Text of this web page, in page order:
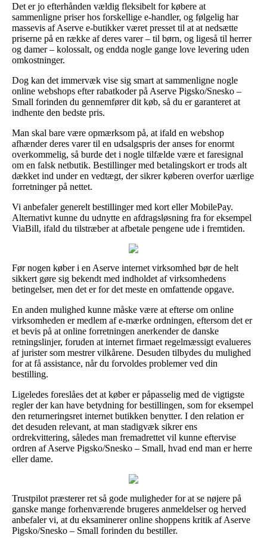
Det er jo efterhånden vældig fleksibelt for købere at
sammenligne priser hos forskellige e-handler, og følgelig har
massevis af Aserve e-butikker været presset til at at nedsætte
priserne på en række af deres varer – til børn, og ligeså til herrer
og damer – kolossalt, og endda nogle gange love levering uden
omkostninger.
Dog kan det immervæk vise sig smart at sammenligne nogle
online webshops efter rabatkoder på Aserve Pigsko/Snesko –
Small forinden du gennemfører dit køb, så du er garanteret at
indhente den bedste pris.
Man skal bare være opmærksom på, at ifald en webshop
afhænder deres varer til en udsalgspris der anses for enormt
overkommelig, så burde det i nogle tilfælde være et faresignal
om en falsk netbutik. Bestillinger med betalingskort er trods alt
dækket ind under en vedtægt, der sikrer køberen overfor uærlige
forretninger på nettet.
Vi anbefaler generelt bestillinger med kort eller MobilePay.
Alternativt kunne du udnytte en afdragsløsning fra for eksempel
ViaBill, ifald du tilstræber at afbetale pengene ude i fremtiden.
Før nogen køber i en Aserve internet virksomhed bør de helt
sikkert gøre sig bekendt med indholdet af virksomhedens
betingelser, men det er for det meste en omfattende opgave.
En anden mulighed kunne måske være at efterse om online
virksomheden er medlem af e-mærke ordningen, eftersom det er
et bevis på at online forretningen anerkender de danske
retningslinjer, foruden at internet firmaet regelmæssigt evalueres
af jurister som mestrer vilkårene. Desuden tilbydes du mulighed
for at få assistance, når du forvoldes problemer ved din
bestilling.
Ligeledes foreslåes det at køber er påpasselig med de vigtigste
regler der kan have betydning for bestillingen, som for eksempel
den returneringsret internet butikken benytter. I den relation er
det desuden relevant, at man stadigvæk sikrer ens
ordrekvittering, således man fremadrettet vil kunne eftervise
ordren af Aserve Pigsko/Snesko – Small, hvad end man er herre
eller dame.
Trustpilot præsterer ret så gode muligheder for at se nøjere på
ganske mange forhenværende brugeres anmeldelser og herved
anbefaler vi, at du eksaminerer online shoppens kritik af Aserve
Pigsko/Snesko – Small forinden du bestiller.